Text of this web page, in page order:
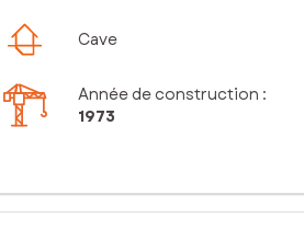
Cave
Année de construction :
1973